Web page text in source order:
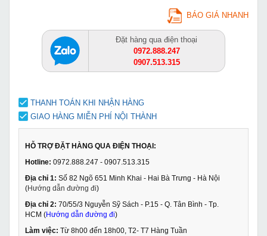
BÁO GIÁ NHANH
Đặt hàng qua điện thoại
0972.888.247
0907.513.315
THANH TOÁN KHI NHẬN HÀNG
GIAO HÀNG MIỄN PHÍ NỘI THÀNH
HỖ TRỢ ĐẶT HÀNG QUA ĐIỆN THOẠI:
Hotline: 0972.888.247 - 0907.513.315
Địa chỉ 1: Số 82 Ngõ 651 Minh Khai - Hai Bà Trưng - Hà Nội
(Hướng dẫn đường đi)
Địa chỉ 2: 70/55/3 Nguyễn Sỹ Sách - P.15 - Q. Tân Bình - Tp.
HCM (Hướng dẫn đường đi)
Làm việc: Từ 8h00 đến 18h00, T2- T7 Hàng Tuần